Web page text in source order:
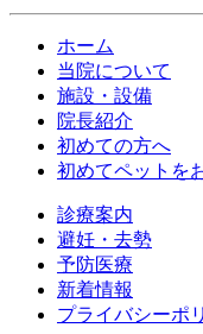
ホーム
当院について
施設・設備
院長紹介
初めての方へ
初めてペットを
診療案内
避妊・去勢
予防医療
新着情報
プライバシーポ